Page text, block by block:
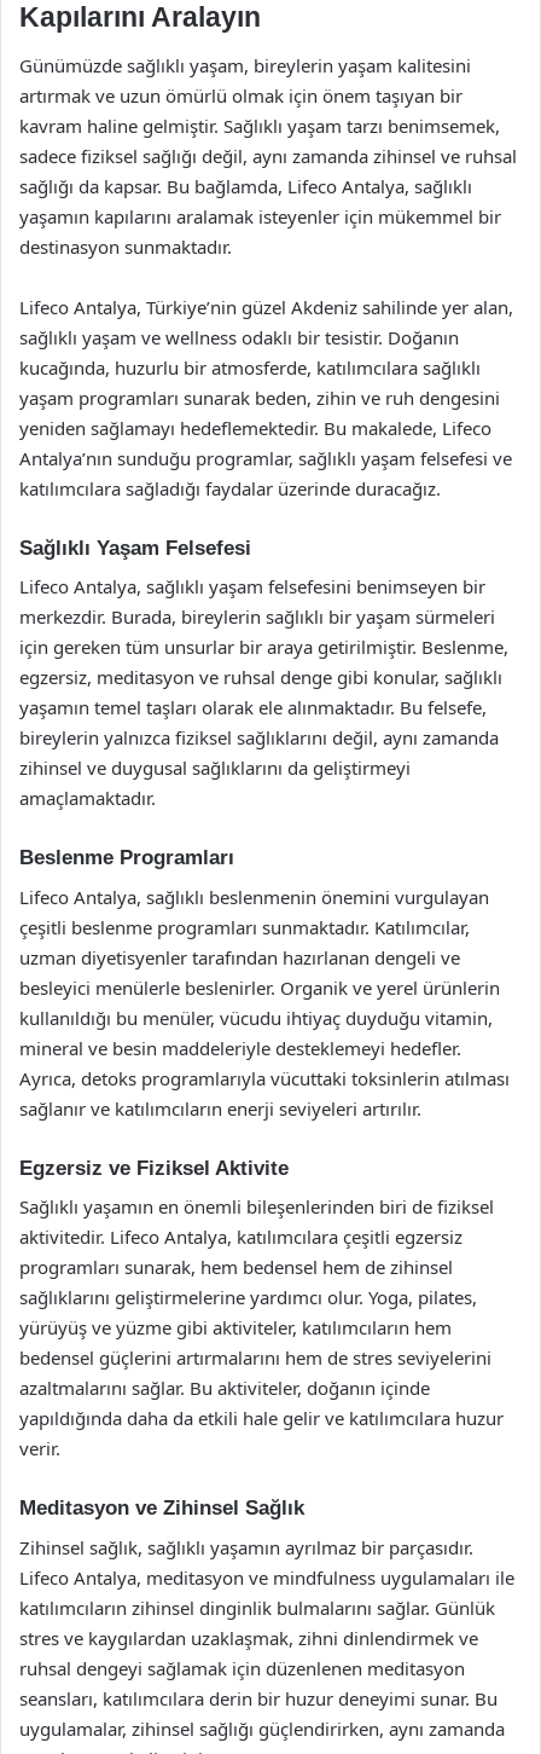
Kapılarını Aralayın
Günümüzde sağlıklı yaşam, bireylerin yaşam kalitesini
artırmak ve uzun ömürlü olmak için önem taşıyan bir
kavram haline gelmiştir. Sağlıklı yaşam tarzı benimsemek,
sadece fiziksel sağlığı değil, aynı zamanda zihinsel ve ruhsal
sağlığı da kapsar. Bu bağlamda, Lifeco Antalya, sağlıklı
yaşamın kapılarını aralamak isteyenler için mükemmel bir
destinasyon sunmaktadır.
Lifeco Antalya, Türkiye’nin güzel Akdeniz sahilinde yer alan,
sağlıklı yaşam ve wellness odaklı bir tesistir. Doğanın
kucağında, huzurlu bir atmosferde, katılımcılara sağlıklı
yaşam programları sunarak beden, zihin ve ruh dengesini
yeniden sağlamayı hedeflemektedir. Bu makalede, Lifeco
Antalya’nın sunduğu programlar, sağlıklı yaşam felsefesi ve
katılımcılara sağladığı faydalar üzerinde duracağız.
Sağlıklı Yaşam Felsefesi
Lifeco Antalya, sağlıklı yaşam felsefesini benimseyen bir
merkezdir. Burada, bireylerin sağlıklı bir yaşam sürmeleri
için gereken tüm unsurlar bir araya getirilmiştir. Beslenme,
egzersiz, meditasyon ve ruhsal denge gibi konular, sağlıklı
yaşamın temel taşları olarak ele alınmaktadır. Bu felsefe,
bireylerin yalnızca fiziksel sağlıklarını değil, aynı zamanda
zihinsel ve duygusal sağlıklarını da geliştirmeyi
amaçlamaktadır.
Beslenme Programları
Lifeco Antalya, sağlıklı beslenmenin önemini vurgulayan
çeşitli beslenme programları sunmaktadır. Katılımcılar,
uzman diyetisyenler tarafından hazırlanan dengeli ve
besleyici menülerle beslenirler. Organik ve yerel ürünlerin
kullanıldığı bu menüler, vücudu ihtiyaç duyduğu vitamin,
mineral ve besin maddeleriyle desteklemeyi hedefler.
Ayrıca, detoks programlarıyla vücuttaki toksinlerin atılması
sağlanır ve katılımcıların enerji seviyeleri artırılır.
Egzersiz ve Fiziksel Aktivite
Sağlıklı yaşamın en önemli bileşenlerinden biri de fiziksel
aktivitedir. Lifeco Antalya, katılımcılara çeşitli egzersiz
programları sunarak, hem bedensel hem de zihinsel
sağlıklarını geliştirmelerine yardımcı olur. Yoga, pilates,
yürüyüş ve yüzme gibi aktiviteler, katılımcıların hem
bedensel güçlerini artırmalarını hem de stres seviyelerini
azaltmalarını sağlar. Bu aktiviteler, doğanın içinde
yapıldığında daha da etkili hale gelir ve katılımcılara huzur
verir.
Meditasyon ve Zihinsel Sağlık
Zihinsel sağlık, sağlıklı yaşamın ayrılmaz bir parçasıdır.
Lifeco Antalya, meditasyon ve mindfulness uygulamaları ile
katılımcıların zihinsel dinginlik bulmalarını sağlar. Günlük
stres ve kaygılardan uzaklaşmak, zihni dinlendirmek ve
ruhsal dengeyi sağlamak için düzenlenen meditasyon
seansları, katılımcılara derin bir huzur deneyimi sunar. Bu
uygulamalar, zihinsel sağlığı güçlendirirken, aynı zamanda